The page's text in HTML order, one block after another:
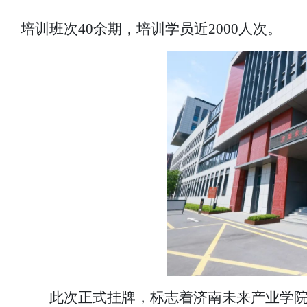
培训班次40余期，培训学员近2000人次。
此次正式挂牌，标志着济南未来产业学